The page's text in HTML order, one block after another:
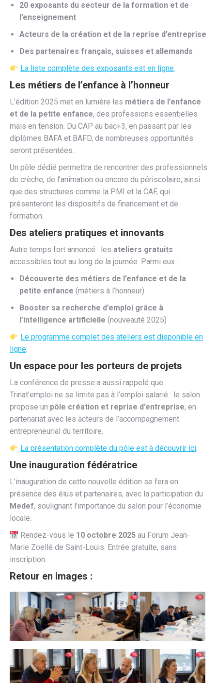
20 exposants du secteur de la formation et de
l’enseignement
Acteurs de la création et de la reprise d’entreprise
Des partenaires français, suisses et allemands
La liste complète des exposants est en ligne.
Les métiers de l’enfance à l’honneur
L’édition 2025 met en lumière les métiers de l’enfance
et de la petite enfance, des professions essentielles
mais en tension. Du CAP au bac+3, en passant par les
diplômes BAFA et BAFD, de nombreuses opportunités
seront présentées.
Un pôle dédié permettra de rencontrer des professionnels
de crèche, de l’animation ou encore du périscolaire, ainsi
que des structures comme la PMI et la CAF, qui
présenteront les dispositifs de financement et de
formation.
Des ateliers pratiques et innovants
Autre temps fort annoncé : les ateliers gratuits
accessibles tout au long de la journée. Parmi eux :
Découverte des métiers de l’enfance et de la
petite enfance (métiers à l’honneur)
Booster sa recherche d’emploi grâce à
l’intelligence artificielle (nouveauté 2025)
Le programme complet des ateliers est disponible en
ligne.
Un espace pour les porteurs de projets
La conférence de presse a aussi rappelé que
Trinat’emploi ne se limite pas à l’emploi salarié : le salon
propose un pôle création et reprise d’entreprise, en
partenariat avec les acteurs de l’accompagnement
entrepreneurial du territoire.
La présentation complète du pôle est à découvrir ici.
Une inauguration fédératrice
L’inauguration de cette nouvelle édition se fera en
présence des élus et partenaires, avec la participation du
Medef, soulignant l’importance du salon pour l’économie
locale.
Rendez-vous le 10 octobre 2025 au Forum Jean-
Marie Zoellé de Saint-Louis. Entrée gratuite, sans
inscription.
Retour en images :